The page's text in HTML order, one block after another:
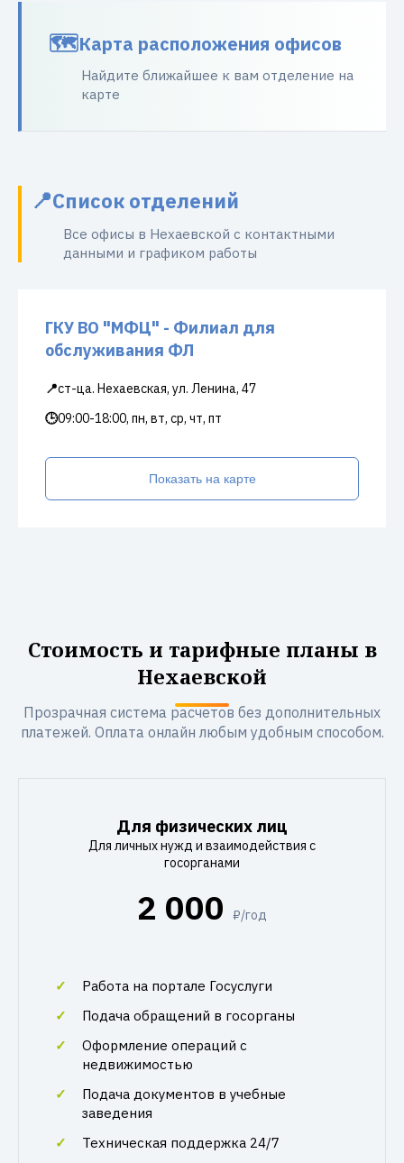
Карта расположения офисов
Найдите ближайшее к вам отделение на
карте
Список отделений
Все офисы в Нехаевской с контактными
данными и графиком работы
ГКУ ВО "МФЦ" - Филиал для
обслуживания ФЛ
📍ст-ца. Нехаевская, ул. Ленина, 47
🕒09:00-18:00, пн, вт, ср, чт, пт
Показать на карте
Стоимость и тарифные планы в
Нехаевской
Прозрачная система расчетов без дополнительных
платежей. Оплата онлайн любым удобным способом.
Для физических лиц
Для личных нужд и взаимодействия с
госорганами
2 000 ₽/год
Работа на портале Госуслуги
Подача обращений в госорганы
Оформление операций с
недвижимостью
Подача документов в учебные
заведения
Техническая поддержка 24/7